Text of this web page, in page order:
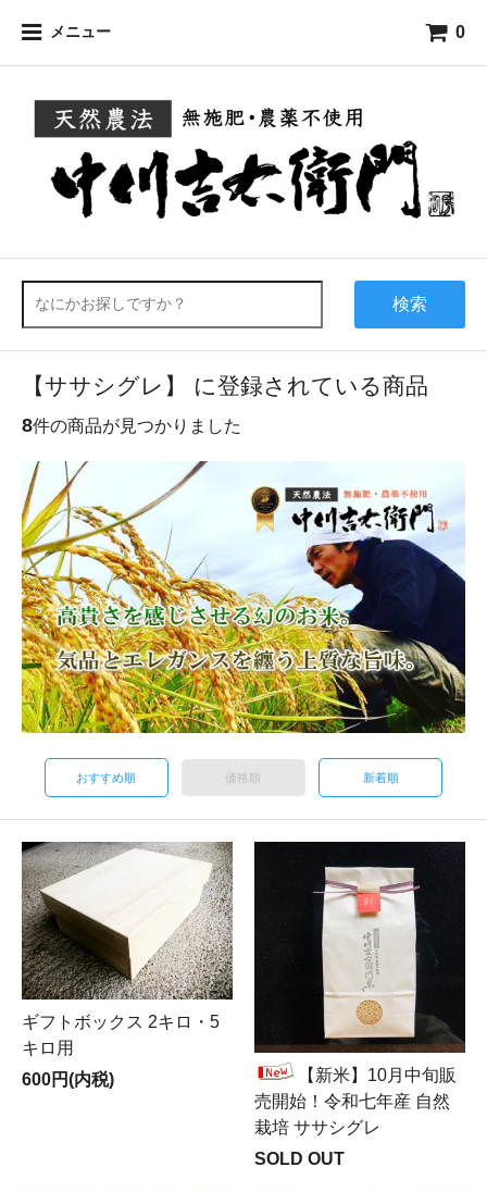
メニュー 0
検索
【ササシグレ】 に登録されている商品
8件の商品が見つかりました
おすすめ順 価格順 新着順
ギフトボックス 2キロ・5
キロ用
600円(内税)
【新米】10月中旬販
売開始！令和七年産 自然
栽培 ササシグレ
SOLD OUT